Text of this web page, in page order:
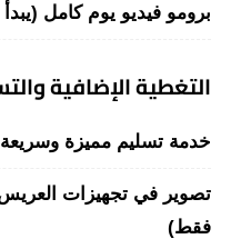
برومو فيديو يوم كامل
التغطية الإضافية
خدمة تسليم مميزة
تصوير في تجهيزات
فقط)